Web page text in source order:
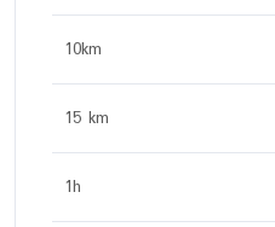
10km
15 km
1h